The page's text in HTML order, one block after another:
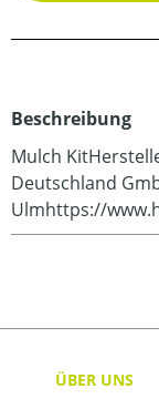
Beschreibung
Mulch
Deutschland
Ulmhttps://
ÜBER UNS